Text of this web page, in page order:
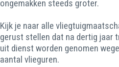
ongemakken steeds groter.
Kijk je naar alle
gerust stellen dat na dertig jaar
uit dienst worden genomen
aantal vlieguren.